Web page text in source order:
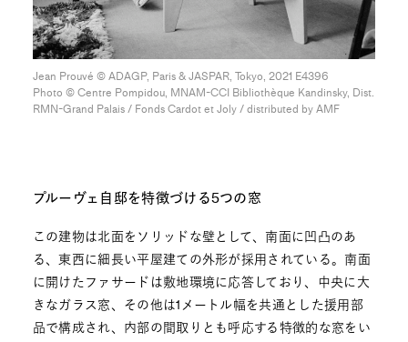
Jean Prouvé ©︎ ADAGP, Paris & JASPAR, Tokyo, 2021 E4396
Photo ©︎ Centre Pompidou, MNAM-CCI Bibliothèque Kandinsky, Dist.
RMN-Grand Palais / Fonds Cardot et Joly / distributed by AMF
プルーヴェ自邸を特徴づける5つの窓
この建物は北面をソリッドな壁として、南面に凹凸のあ
る、東西に細長い平屋建ての外形が採用されている。南面
に開けたファサードは敷地環境に応答しており、中央に大
きなガラス窓、その他は1メートル幅を共通とした援用部
品で構成され、内部の間取りとも呼応する特徴的な窓をい